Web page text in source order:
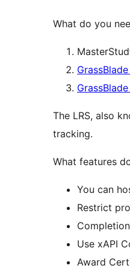
What do you
The LRS, also
tracking.
What features
You can
Restrict
Use xAPI
Award